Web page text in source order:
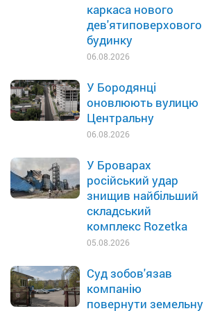
каркаса нового
дев'ятиповерхового
будинку
06.08.2026
У Бородянці
оновлюють вулицю
Центральну
06.08.2026
У Броварах
російський удар
знищив найбільший
складський
комплекс Rozetka
05.08.2026
Суд зобов'язав
компанію
повернути земельну